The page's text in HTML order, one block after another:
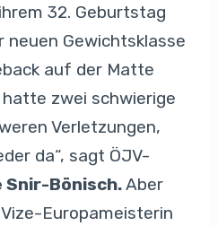
32. Geburtstag
neuen Gewichtsklasse
auf der Matte
zwei schwierige
Verletzungen,
da“, sagt ÖJV-
Snir-Bönisch.Aber
Europameisterin